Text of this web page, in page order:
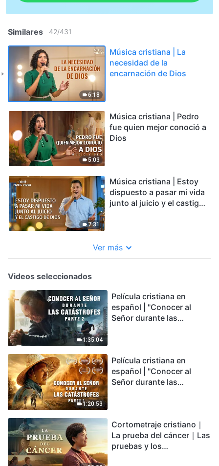
Similares 42/431
6:18
Música cristiana | La
necesidad de la
encarnación de Dios
5:03
Música cristiana | Pedro
fue quien mejor conoció a
Dios
7:31
Música cristiana | Estoy
dispuesto a pasar mi vida
junto al juicio y el castigo
Ver más
Videos seleccionados
1:35:04
Película cristiana en
español | "Conocer al
Señor durante las
podemos sobrevivir?
1:20:53
Película cristiana en
español | "Conocer al
Señor durante las
encontrarás refugio?
Cortometraje cristiano｜
La prueba del cáncer｜Las
pruebas y los